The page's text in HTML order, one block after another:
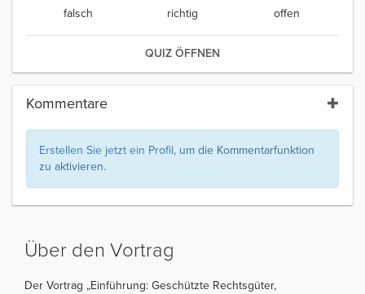
falsch richtig offen
QUIZ ÖFFNEN
Kommentare
Erstellen Sie jetzt ein Profil, um die Kommentarfunktion
zu aktivieren.
Über den Vortrag
Der Vortrag „Einführung: Geschützte Rechtsgüter,